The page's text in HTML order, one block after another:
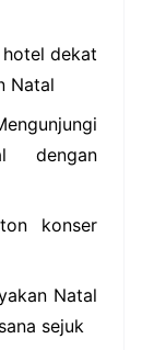
dekat
Natal
dengan
konser
Natal
sejuk